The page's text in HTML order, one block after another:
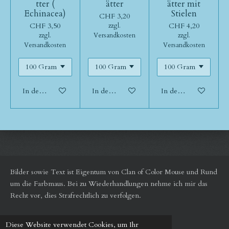
Diese Website verwendet Cookies, um Ihr
tter (
Echinacea)
CHF 3,50
zzgl.
Versandkosten
In den Warenkorb
ätter
CHF 3,20
zzgl.
Versandkosten
In den Warenkorb
ätter mit
Stielen
CHF 4,20
zzgl.
Versandkosten
In den Warenkorb
Bilder sowie Text ist Eigentum von Clan of Color Mouse und Rund
um die Farbmaus. Bei zu Wiederhandlungen nehme ich mir das
Recht vor, dies Strafrechtlich zu verfolgen.
© 2024 - 2026 Rund um die Farbmaus